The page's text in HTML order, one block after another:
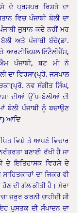
ਦੇ ਪ੍ਰਸਪਰ ਰਿਸ਼ਤੇ ਦਾ
ਵਿਚ ਪੰਜਾਬੀ ਬੋਲੀ ਦਾ
ਜੁਬਾਨ ਕਦੇ ਨਹੀਂ ਮਰ
ਅਤੇ ਪੰਜਾਬੀ ਬੱਚੇ(ਡਾ.
ਆਰਟੀਫਿਸ਼ਲ ਇੰਟੈਲੀਜੈਂਸ,
ਪੰਜਾਬੀ, ਬਟ ਮੀ ਨੋ
ਦਾ ਵਿਰਸਾ(ਪ੍ਰੋ. ਜਸਪਾਲ
ਨਵ ਸੰਗੀਤ ਸਿੰਘ,
ਦੀਆਂ ਉੱਪ-ਬੋਲੀਆਂ ਦੀ
ਬੋਲੀ ਪੰਜਾਬੀ ਨੂੰ ਬਚਾਉਣ
ਆਦਿ
ਵਿਸ਼ੇ ਤੇ ਆਪਣੇ ਵਿਚਾਰ
ਬਣਾਈ ਰੱਖੀ ਹੈ ਜਾ
ਦੇ ਇਤਿਹਾਸਕ ਵਿਰਸੇ ਦੇ
ਦਾ ਜਿਕਰ ਵੀ
ਹੋਣ ਦੀ ਗੱਲ ਕੀਤੀ ਹੈ। ਮੇਰਾ
ਜਰੂਰ ਕਰਨੀ ਚਾਹੀਦੀ ਸੀ
ਪੁਸਤਕ ਦੀ ਸੰਪਾਦਨ ਦਾ